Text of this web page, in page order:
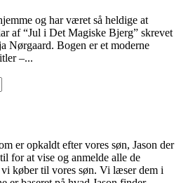
og har været så heldige at
af “Jul i Det Magiske Bjerg” skrevet
Nørgaard. Bogen er et moderne
–...
er opkaldt efter vores søn, Jason der
for at vise og anmelde alle de
køber til vores søn. Vi læser dem i